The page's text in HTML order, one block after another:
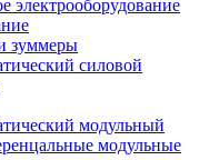
электрооборудование
зуммеры
силовой
модульный
модульные